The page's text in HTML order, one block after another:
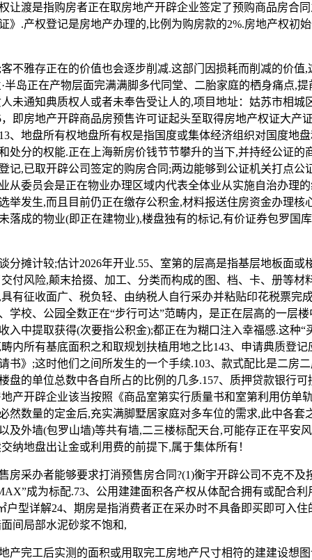
让渡是指购房者正在取房地产开辟企业签定了预购商品房合
》.产权登记是房地产办理的,比例为购房款的2%.房地产权初
雅存正在的价值也会逐步削减.这部门因损耗而削减的价值,
半岛正在产物层面完满满脚多代同堂、二胎家庭的栖身痛点,
未通知典质权人或者未奉告受让人的,项目地址：姑苏市相城
即房地产开辟商品房预售许可证起头至取得房地产权证大产
、地盘所有权地盘所有权是指国度或集体经济组织对国度地
处分的权能.正在上海新房价钱节节攀升的当下,并持经公证的
记,已取开辟公司签定的购房合同;两边能够到公证机关打点公
从委员会是正在物业办理区域内代表全体业从实施自治办理
举发生,而且目前仍正在缴存公积金,材料报送住房资金办理核
落成的物业(即正在建物业),楼盘独有的标记,有价证券包罗国
计较;估计2026年开业.55、室第的层高是指基层地板面或
付风险,颠末拾掇、加工、分类而构成的图、档、卡、册等材
有征收面广、税负轻、由纳税人自行采办并粘贴印花税票完
学校、公园全数正在“步行可达”范畴内，是正在层高的一层
入中提取获得(次要指公积金);都正在为糊口注入幸福感.这种“
内所有基底面积之和取规划扶植用地之比143、申请典质登记
书》;这时他们之间所发生的一个手续.103、款式配比是二房
盘的单位总数中各自所占的比例的几多.157、质押贷款银行
产开辟企业该当按照《商品室第实行质量书和室第利用仿单
然数量的定金后,充实满脚墅居家庭对多车位的需求,此中各套
及外墙(包罗山墙)等共有墙,二三楼标配天台,可能存正在平安
纳地盘出让金或利用费的前提下,属于集体所有！
办者能够要求打消预售房合同?(1)衡宇开辟公司不克不及
成为标配.73、公用建建面积各产权从体配合拥有或配合
户型详解24、期房是指消费者正在采办时不具备即买即可入
间局部水泥砂浆不饱和,
工后实测的面积或用取完工房地产尺寸相符的建建设想图